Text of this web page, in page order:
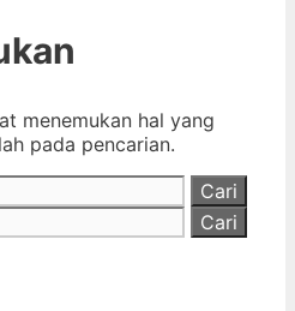
menemukan hal yang
pada pencarian.